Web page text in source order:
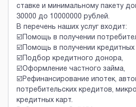
ставке и минимальному пакету
30000 до 10000000 рублей.
В перечень наших услуг входит:
☑️Помощь в получении
☑️Помощь в получении кредитных
☑️Подбор кредитного донора,
☑️Оформление частного займа,
☑️Рефинансирование ипотек,
потребительских кредитов,
кредитных карт.